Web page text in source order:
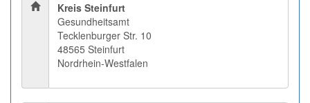
Kreis Steinfurt
Gesundheitsamt
Tecklenburger Str. 10
48565 Steinfurt
Nordrhein-Westfalen